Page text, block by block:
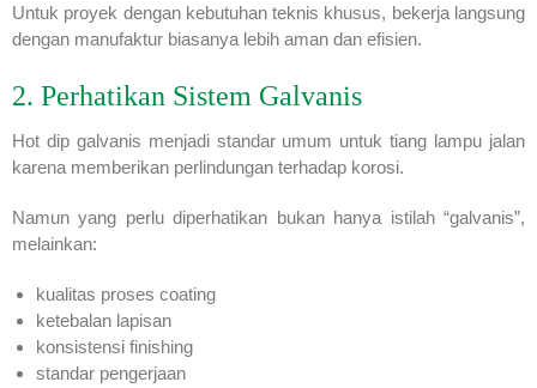
Untuk proyek dengan kebutuhan teknis khusus, bekerja langsung
dengan manufaktur biasanya lebih aman dan efisien.
2. Perhatikan Sistem Galvanis
Hot dip galvanis menjadi standar umum untuk tiang lampu jalan
karena memberikan perlindungan terhadap korosi.
Namun yang perlu diperhatikan bukan hanya istilah “galvanis”,
melainkan:
kualitas proses coating
ketebalan lapisan
konsistensi finishing
standar pengerjaan